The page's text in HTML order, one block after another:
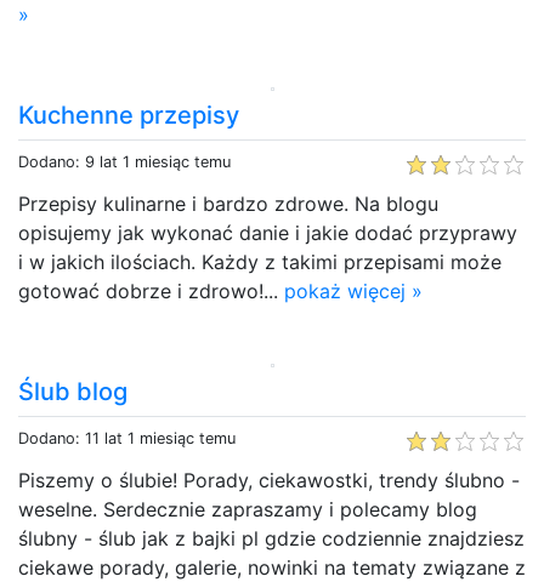
»
Kuchenne przepisy
Dodano: 9 lat 1 miesiąc temu
Przepisy kulinarne i bardzo zdrowe. Na blogu
opisujemy jak wykonać danie i jakie dodać przyprawy
i w jakich ilościach. Każdy z takimi przepisami może
gotować dobrze i zdrowo!... pokaż więcej »
Ślub blog
Dodano: 11 lat 1 miesiąc temu
Piszemy o ślubie! Porady, ciekawostki, trendy ślubno -
weselne. Serdecznie zapraszamy i polecamy blog
ślubny - ślub jak z bajki pl gdzie codziennie znajdziesz
ciekawe porady, galerie, nowinki na tematy związane z